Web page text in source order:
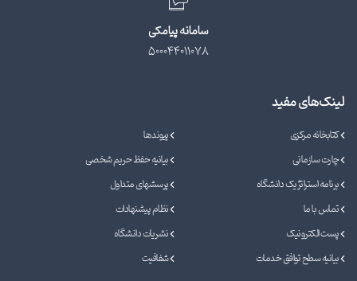
سامانه پیامکی
500044011078
لینک‌های مفید
کتابخانه مرکزی
پیوندها
چارت سازمانی
بیانیه حفظ حریم شخصی
برنامه استراتژیک دانشگاه
پرسشهای متداول
تماس با ما
نظام پیشنهادات
پست الکترونیک
نشریات دانشگاه
بیانیه سطح توافق خدمات
شفافیت